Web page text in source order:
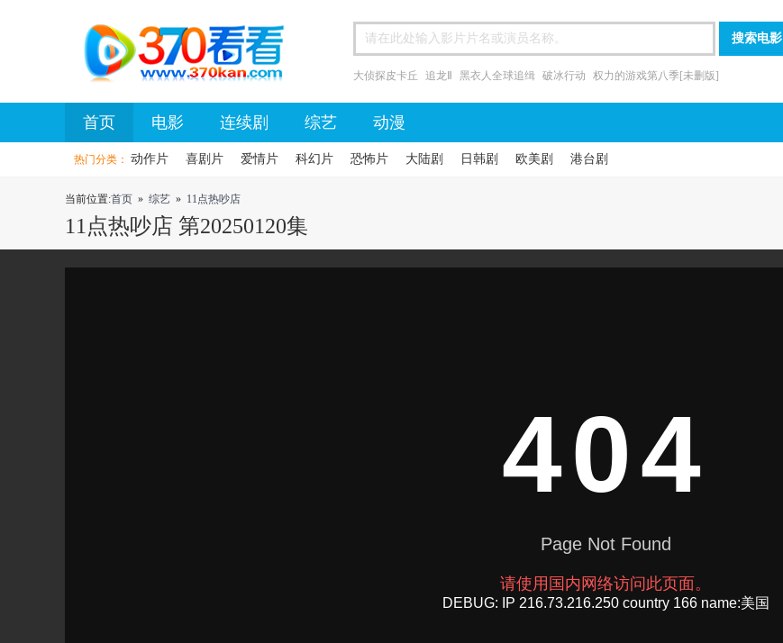
首页
大侦探皮卡丘 追龙Ⅱ 黑衣人全球追缉 破冰行动 权力的游戏第八季[未删版]
首页 电影 连续剧 综艺 动漫
热门分类： 动作片 喜剧片 爱情片 科幻片 恐怖片 大陆剧 日韩剧 欧美剧 港台剧
当前位置:首页 » 综艺 » 11点热吵店
11点热吵店 第20250120集